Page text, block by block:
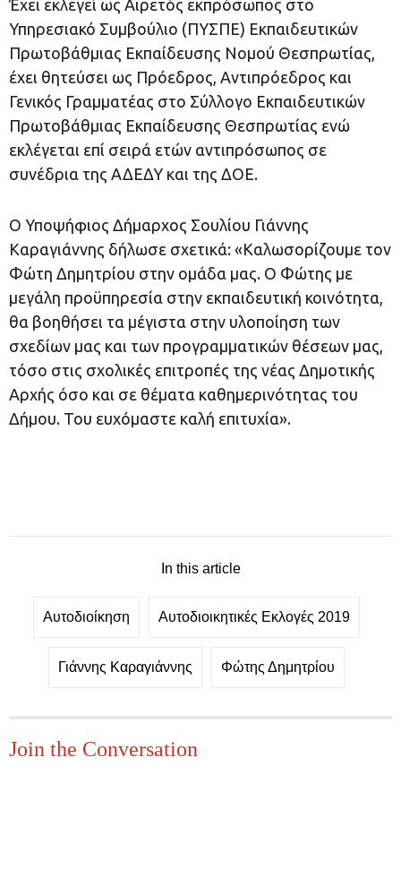
Έχει εκλεγεί ως Αιρετός εκπρόσωπος στο
Υπηρεσιακό Συμβούλιο (ΠΥΣΠΕ) Εκπαιδευτικών
Πρωτοβάθμιας Εκπαίδευσης Νομού Θεσπρωτίας,
έχει θητεύσει ως Πρόεδρος, Αντιπρόεδρος και
Γενικός Γραμματέας στο Σύλλογο Εκπαιδευτικών
Πρωτοβάθμιας Εκπαίδευσης Θεσπρωτίας ενώ
εκλέγεται επί σειρά ετών αντιπρόσωπος σε
συνέδρια της ΑΔΕΔΥ και της ΔΟΕ.
Ο Υποψήφιος Δήμαρχος Σουλίου Γιάννης
Καραγιάννης δήλωσε σχετικά: «Καλωσορίζουμε τον
Φώτη Δημητρίου στην ομάδα μας. Ο Φώτης με
μεγάλη προϋπηρεσία στην εκπαιδευτική κοινότητα,
θα βοηθήσει τα μέγιστα στην υλοποίηση των
σχεδίων μας και των προγραμματικών θέσεων μας,
τόσο στις σχολικές επιτροπές της νέας Δημοτικής
Αρχής όσο και σε θέματα καθημερινότητας του
Δήμου. Του ευχόμαστε καλή επιτυχία».
In this article
Αυτοδιοίκηση Αυτοδιοικητικές Εκλογές 2019
Γιάννης Καραγιάννης Φώτης Δημητρίου
Join the Conversation